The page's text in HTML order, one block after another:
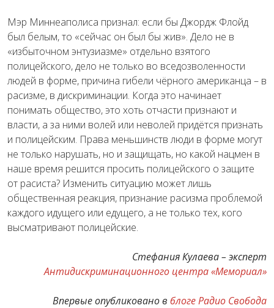
Мэр Миннеаполиса признал: если бы Джордж Флойд
был белым, то «сейчас он был бы жив». Дело не в
«избыточном энтузиазме» отдельно взятого
полицейского, дело не только во вседозволенности
людей в форме, причина гибели чёрного американца – в
расизме, в дискриминации. Когда это начинает
понимать общество, это хоть отчасти признают и
власти, а за ними волей или неволей придётся признать
и полицейским. Права меньшинств люди в форме могут
не только нарушать, но и защищать, но какой нацмен в
наше время решится просить полицейского о защите
от расиста? Изменить ситуацию может лишь
общественная реакция, признание расизма проблемой
каждого идущего или едущего, а не только тех, кого
высматривают полицейские.
​Стефания Кулаева – эксперт​
Антидискриминационного центра «Мемориал»
Впервые опубликовано в блоге Радио Свобода